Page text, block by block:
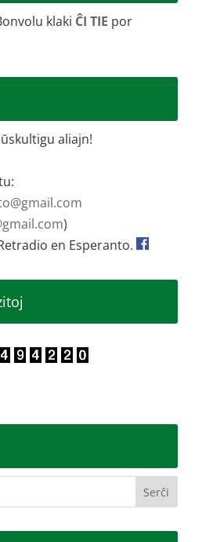
klaki ĈI TIE por
aliajn!
)
en Esperanto.